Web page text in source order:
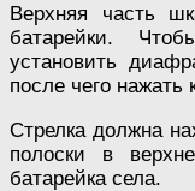
Верхняя часть
батарейки.
установить
после чего нажать
Стрелка должна
полоски в
батарейка села.